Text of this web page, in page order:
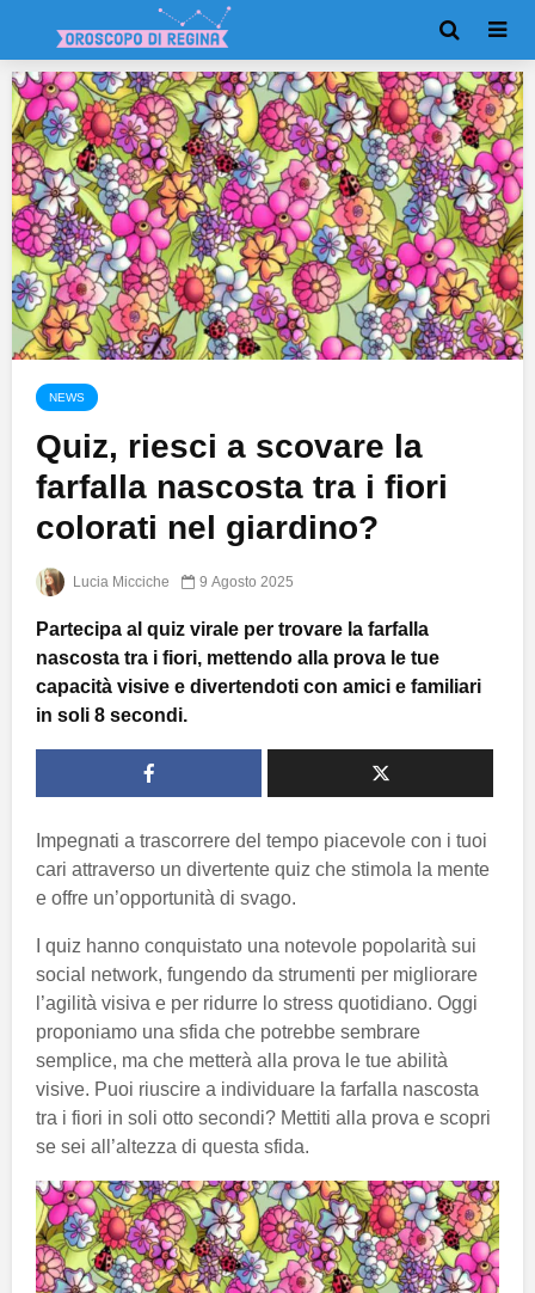
NEWS
Quiz, riesci a scovare la
farfalla nascosta tra i fiori
colorati nel giardino?
Lucia Micciche 9 Agosto 2025
Partecipa al quiz virale per trovare la farfalla
nascosta tra i fiori, mettendo alla prova le tue
capacità visive e divertendoti con amici e familiari
in soli 8 secondi.
Impegnati a trascorrere del tempo piacevole con i tuoi
cari attraverso un divertente quiz che stimola la mente
e offre un’opportunità di svago.
I quiz hanno conquistato una notevole popolarità sui
social network, fungendo da strumenti per migliorare
l’agilità visiva e per ridurre lo stress quotidiano. Oggi
proponiamo una sfida che potrebbe sembrare
semplice, ma che metterà alla prova le tue abilità
visive. Puoi riuscire a individuare la farfalla nascosta
tra i fiori in soli otto secondi? Mettiti alla prova e scopri
se sei all’altezza di questa sfida.